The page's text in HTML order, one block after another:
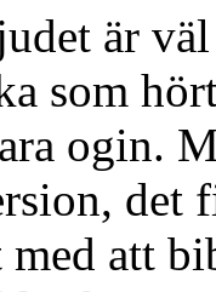
är
som
ogin.
det
att